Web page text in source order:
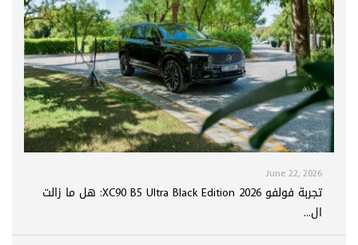
June 22, 2026
تجربة فولفو XC90 B5 Ultra Black Edition 2026: هل ما زالت
ال...